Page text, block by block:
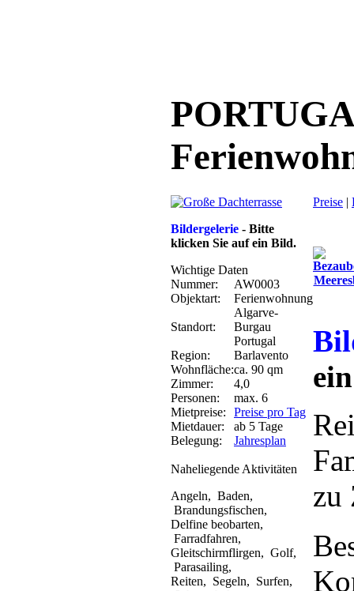
Bildergelerie - Bitte
klicken Sie auf ein Bild.
Wichtige Daten
Nummer:
AW0003
Objektart:
Ferienwohnung
Standort:
Algarve-
Burgau
Portugal
Region:
Barlavento
Wohnfläche:ca. 90 qm
Zimmer:
4,0
Personen:
max. 6
Mietpreise:
Preise pro Tag
Mietdauer:
ab 5 Tage
Belegung:
Jahresplan
Naheliegende Aktivitäten
Angeln, Baden,
Brandungsfischen,
Delfine beobarten,
Farradfahren,
Gleitschirmflirgen, Golf,
Parasailing,
Reiten, Segeln, Surfen,
Preise |
zu